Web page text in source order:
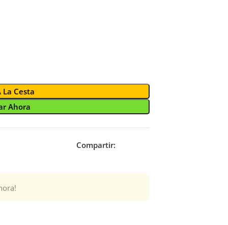
Cesta
Ahora
Compartir: